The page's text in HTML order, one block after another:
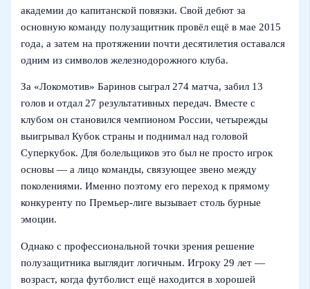
академии до капитанской повязки. Свой дебют за
основную команду полузащитник провёл ещё в мае 2015
года, а затем на протяжении почти десятилетия оставался
одним из символов железнодорожного клуба.
За «Локомотив» Баринов сыграл 274 матча, забил 13
голов и отдал 27 результативных передач. Вместе с
клубом он становился чемпионом России, четырежды
выигрывал Кубок страны и поднимал над головой
Суперкубок. Для болельщиков это был не просто игрок
основы — а лицо команды, связующее звено между
поколениями. Именно поэтому его переход к прямому
конкуренту по Премьер‑лиге вызывает столь бурные
эмоции.
Однако с профессиональной точки зрения решение
полузащитника выглядит логичным. Игроку 29 лет —
возраст, когда футболист ещё находится в хорошей